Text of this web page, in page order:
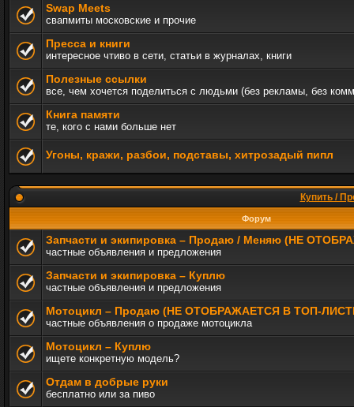
Swap Meets
свапмиты московские и прочие
Пресса и книги
интересное чтиво в сети, статьи в журналах, книги
Полезные ссылки
все, чем хочется поделиться с людьми (без рекламы, без
Книга памяти
те, кого с нами больше нет
Угоны, кражи, разбои, подставы, хитрозадый пипл
Купить /
Форум
Запчасти и экипировка – Продаю / Меняю (НЕ
частные объявления и предложения
Запчасти и экипировка – Куплю
частные объявления и предложения
Мотоцикл – Продаю (НЕ ОТОБРАЖАЕТСЯ В ТОП-
частные объявления о продаже мотоцикла
Мотоцикл – Куплю
ищете конкретную модель?
Отдам в добрые руки
бесплатно или за пиво